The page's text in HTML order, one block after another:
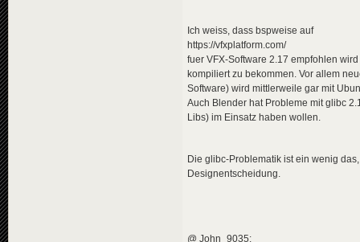
Ich weiss, dass bspweise auf
https://vfxplatform.com/
fuer VFX-Software 2.17 empfohlen
kompiliert zu bekommen. Vor allem
Software) wird mittlerweile gar mit
Auch Blender hat Probleme mit glibc
Libs) im Einsatz haben wollen.
Die glibc-Problematik ist ein wenig
Designentscheidung.
@ John_9035: